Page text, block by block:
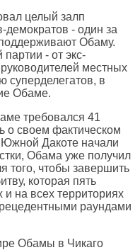
целый залп
демократов - один за
Обаму.
- от экс-
местных
суперделегатов, в
Обаме.
требовался 41
о своем фактическом
Дакоте начали
Обама уже получил
того, чтобы завершить
которая пять
на всех территориях
раундами
Обамы в Чикаго